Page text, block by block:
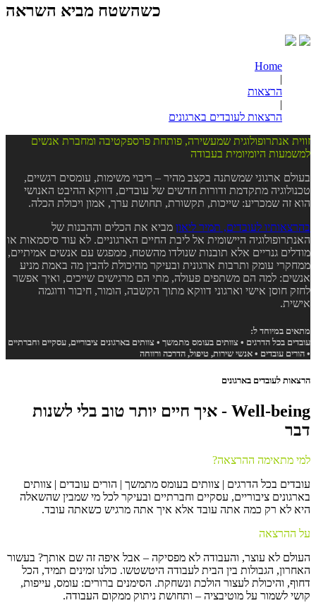
כשהשטח מביא השראה
Home
|
הרצאות
|
הרצאות לעובדים בארגונים
זווית אנתרופולוגית שמעשירה, פותחת פרספקטיבה ומחברת אנשים
למשמעות היומיומית בעבודה
בעולם ארגוני שמשתנה בקצב מהיר – ריבוי משימות, עומסים רגשיים,
טכנולוגיה מתקדמת ודורות חדשים של עובדים, דווקא ההיבט האנושי
הוא זה שמכריע: שייכות, תקשורת, תחושת ערך, אמון ויכולת הכלה.
בהרצאותיו לעובדים, תמיר ליאון מביא את הכלים וההבנות של
האנתרופולוגיה היישומית אל ליבת החיים הארגוניים. לא עוד סיסמאות או
מודלים גנריים אלא תובנות שנולדו מהשטח, ממפגש עם אנשים אמיתיים,
ממחקרי עומק ותרבות ארגונית ובעיקר מהיכולת להבין מה באמת מניע
אנשים: למה הם משתפים פעולה, מתי הם מרגישים שייכים, ואיך אפשר
לחזק חוסן אישי וארגוני דווקא מתוך הקשבה, הומור, חיבור ודוגמה
אישית.
מתאים במיוחד ל:
עובדים בכל הדרגים • צוותים בעומס מתמשך • צוותים בארגונים ציבוריים, עסקיים וחברתיים
• הורים עובדים • אנשי שירות, טיפול, הדרכה ורווחה
הרצאות לעובדים בארגונים
Well-being - איך חיים יותר טוב בלי לשנות
דבר
למי מתאימה ההרצאה?
עובדים בכל הדרגים | צוותים בעומס מתמשך | הורים עובדים | צוותים
בארגונים ציבוריים, עסקיים וחברתיים ובעיקר לכל מי שמבין שהשאלה
היא לא רק כמה אתה עובד אלא איך אתה מרגיש כשאתה עובד.
על ההרצאה
העולם לא עוצר, והעבודה לא מפסיקה – אבל איפה זה שם אותך? בעשור
האחרון, הגבולות בין הבית לעבודה היטשטשו. כולנו זמינים תמיד, הכל
דחוף, והיכולת לעצור הולכת ונשחקת. הסימנים ברורים: עומס, עייפות,
קושי לשמור על מוטיבציה – ותחושת ניתוק ממקום העבודה.